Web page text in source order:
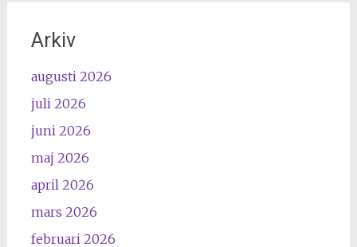
Arkiv
augusti 2026
juli 2026
juni 2026
maj 2026
april 2026
mars 2026
februari 2026